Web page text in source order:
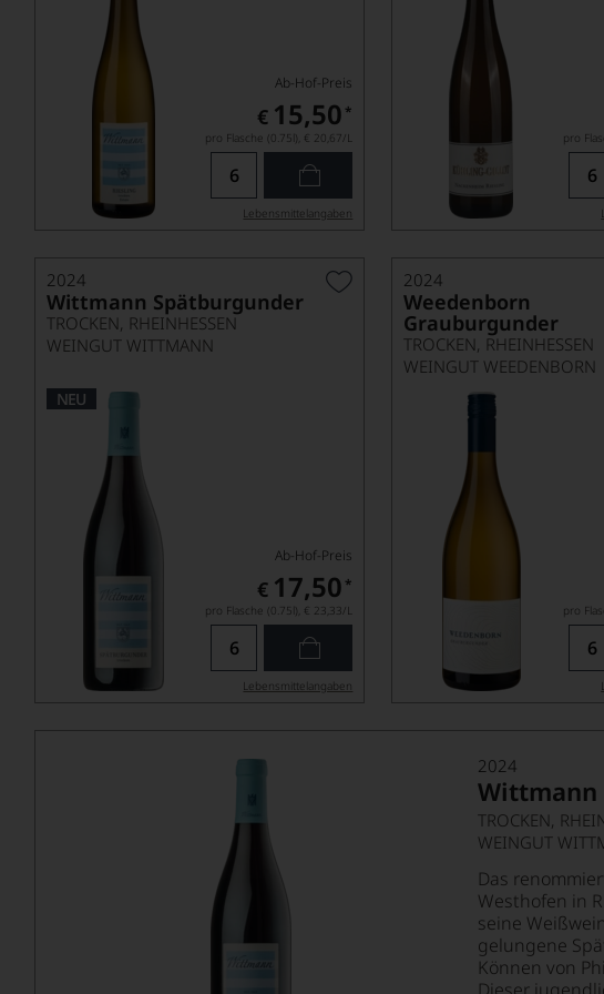
Ab-Hof-Preis
€ 15,50 *
pro Flasche (0.75l), € 20,67/L
Lebensmittel­angaben
pro
2024
Wittmann Spätburgunder
TROCKEN, RHEINHESSEN
WEINGUT WITTMANN
NEU
Ab-Hof-Preis
€ 17,50 *
pro Flasche (0.75l), € 23,33/L
Lebensmittel­angaben
2024
Weedenborn
Grauburgunder
TROCKEN, RHEINHESSEN
WEINGUT WEEDENBORN
pro
2024
Wittmann
TROCKEN,
WEINGUT
Das
Westhofen in
seine
gelungene
Können von